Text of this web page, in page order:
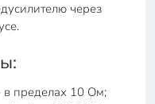
через
в пределах 10 Ом;